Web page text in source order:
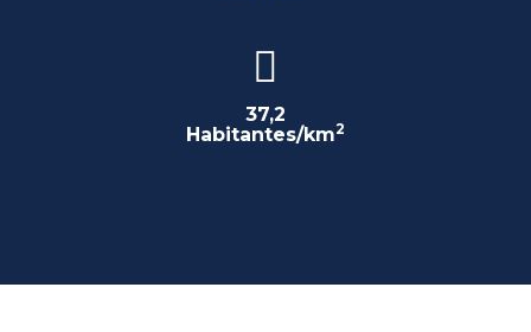
37,2
Habitantes/km2